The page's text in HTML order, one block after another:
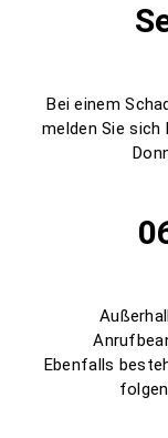
Bei einem
melden Sie
Ebenfalls